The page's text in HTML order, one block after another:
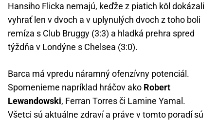
Hansiho Flicka nemajú, keďže z piatich kôl dokázali
vyhrať len v dvoch a v uplynulých dvoch z toho boli
remíza s Club Bruggy (3:3) a hladká prehra spred
týždňa v Londýne s Chelsea (3:0).
Barca má vpredu náramný ofenzívny potenciál.
Spomenieme napríklad hráčov ako Robert
Lewandowski, Ferran Torres či Lamine Yamal.
Všetci sú aktuálne zdraví a práve v tomto poradí sú